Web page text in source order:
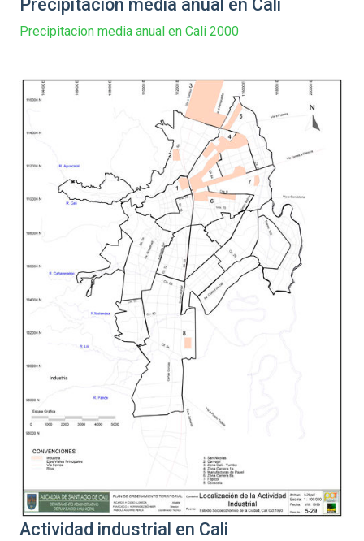
Precipitacion media anual en Cali
Precipitacion media anual en Cali 2000
Actividad industrial en Cali